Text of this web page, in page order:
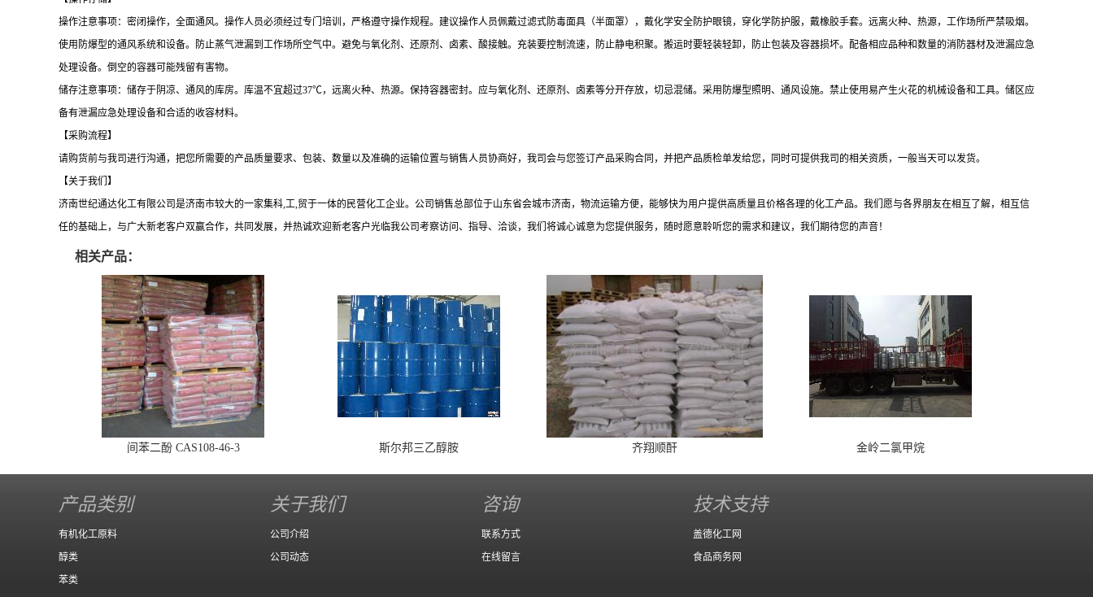
操作注意事项：密闭操作，全面通风。操作人员必须经过专门培训，严格遵守操作规程。建议操作人员佩戴过滤式防毒面具（半面罩），戴化学安全防护眼镜，穿化学防护服，戴橡胶手套。远离火种、热源，工作场所严禁吸烟。
使用防爆型的通风系统和设备。防止蒸气泄漏到工作场所空气中。避免与氧化剂、还原剂、卤素、酸接触。充装要控制流速，防止静电积聚。搬运时要轻装轻卸，防止包装及容器损坏。配备相应品种和数量的消防器材及泄漏应急
处理设备。倒空的容器可能残留有害物。
储存注意事项：储存于阴凉、通风的库房。库温不宜超过37℃，远离火种、热源。保持容器密封。应与氧化剂、还原剂、卤素等分开存放，切忌混储。采用防爆型照明、通风设施。禁止使用易产生火花的机械设备和工具。储区应
备有泄漏应急处理设备和合适的收容材料。
【采购流程】
请购货前与我司进行沟通，把您所需要的产品质量要求、包装、数量以及准确的运输位置与销售人员协商好，我司会与您签订产品采购合同，并把产品质检单发给您，同时可提供我司的相关资质，一般当天可以发货。
【关于我们】
济南世纪通达化工有限公司是济南市较大的一家集科,工,贸于一体的民营化工企业。公司销售总部位于山东省会城市济南，物流运输方便，能够快为用户提供高质量且价格各理的化工产品。我们愿与各界朋友在相互了解，相互信
任的基础上，与广大新老客户双赢合作，共同发展，并热诚欢迎新老客户光临我公司考察访问、指导、洽谈，我们将诚心诚意为您提供服务，随时愿意聆听您的需求和建议，我们期待您的声音！
相关产品：
间苯二酚 CAS108-46-3 斯尔邦三乙醇胺 齐翔顺酐 金岭二氯甲烷
产品类别
有机化工原料
醇类
苯类
关于我们
公司介绍
公司动态
咨询
联系方式
在线留言
技术支持
盖德化工网
食品商务网